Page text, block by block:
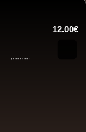
12.00€